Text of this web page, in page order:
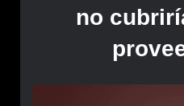
no